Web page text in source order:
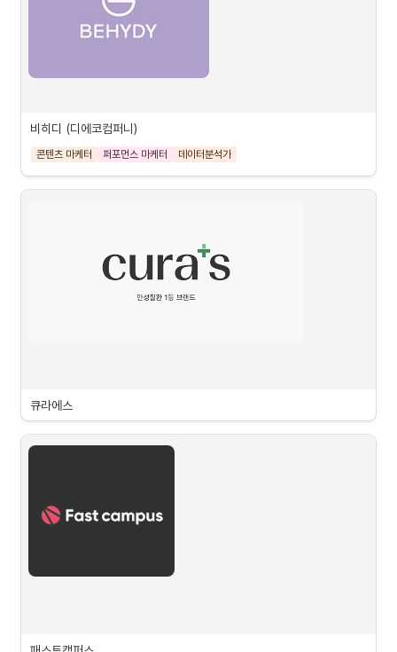
비히디 (디에코컴퍼니)
콘텐츠 마케터 퍼포먼스 마케터 데이터분석가
큐라에스